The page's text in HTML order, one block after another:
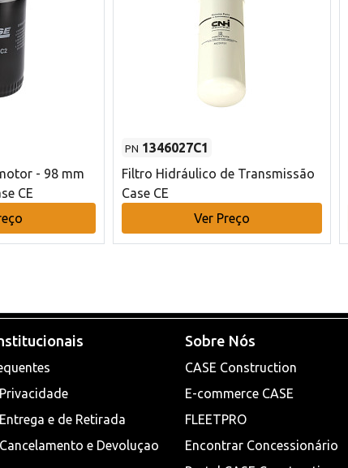
- 98 mm
CE
PN 1346027C1
Filtro Hidráulico de Transmissão
Case CE
Ver Preço
e de Retirada
e Devoluçao
Sobre Nós
CASE Construction
E-commerce CASE
FLEETPRO
Encontrar Concessionário